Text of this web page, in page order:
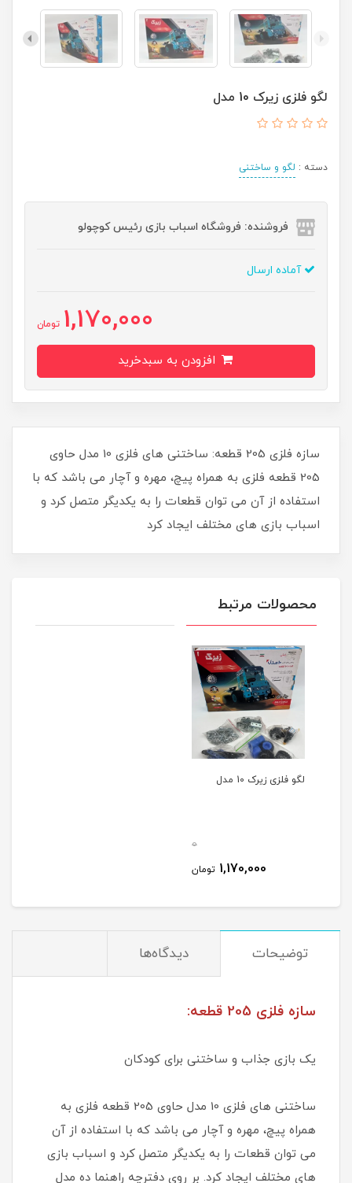
لگو فلزی زیرک 10 مدل
دسته : لگو و ساختنی
فروشنده: فروشگاه اسباب بازی رئیس کوچولو
آماده ارسال
1,170,000 تومان
سازه فلزی 205 قطعه: ساختنی های فلزی 10 مدل حاوی
205 قطعه فلزی به همراه پیچ، مهره و آچار می باشد که با
استفاده از آن می توان قطعات را به یکدیگر متصل کرد و
اسباب بازی های مختلف ایجاد کرد
محصولات مرتبط
لگو فلزی زیرک 10 مدل
0
1,170,000 تومان
توضیحات دیدگاه‌ها
سازه فلزی 205 قطعه:
یک بازی جذاب و ساختنی برای کودکان
ساختنی های فلزی 10 مدل حاوی 205 قطعه فلزی به
همراه پیچ، مهره و آچار می باشد که با استفاده از آن
می توان قطعات را به یکدیگر متصل کرد و اسباب بازی
های مختلف ایجاد کرد. بر روی دفترچه راهنما ده مدل